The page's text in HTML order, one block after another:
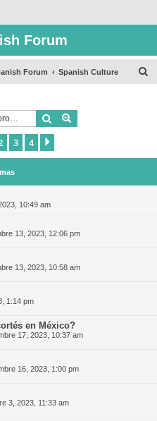
Forum
Forum Spanish Culture
Buscar
3 4
10:49 am
13, 2023, 12:06 pm
13, 2023, 10:58 am
1:14 pm
en México?
17, 2023, 10:37 am
16, 2023, 1:00 pm
3, 2023, 11:33 am